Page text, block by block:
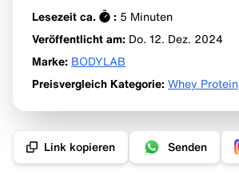
Lesezeit ca. : 5 Minuten
Veröffentlicht am: Do. 12. Dez. 2024
Marke: BODYLAB
Preisvergleich Kategorie: Whey Protein
Link kopieren Senden